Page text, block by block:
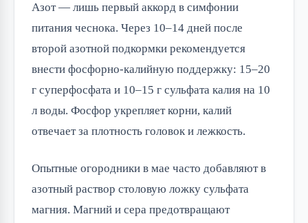
Азот — лишь первый аккорд в симфонии
питания чеснока. Через 10–14 дней после
второй азотной подкормки рекомендуется
внести фосфорно-калийную поддержку: 15–20
г суперфосфата и 10–15 г сульфата калия на 10
л воды. Фосфор укрепляет корни, калий
отвечает за плотность головок и лежкость.
Опытные огородники в мае часто добавляют в
азотный раствор столовую ложку сульфата
магния. Магний и сера предотвращают